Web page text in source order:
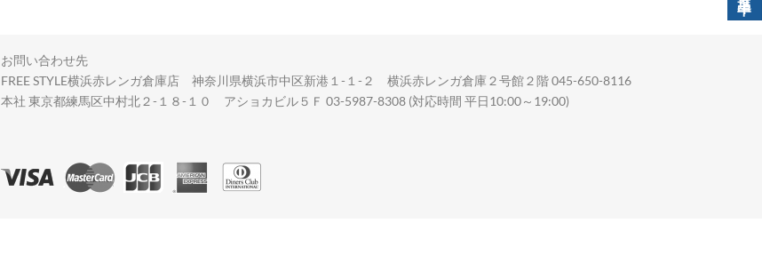
お問い合わせ先
FREE STYLE横浜赤レンガ倉庫店 神奈川県横浜市中区新港１-１-２ 横浜赤レンガ倉庫２号館２階 045-650-8116
本社 東京都練馬区中村北２-１８-１０ アショカビル５Ｆ 03-5987-8308 (対応時間 平日10:00～19:00)